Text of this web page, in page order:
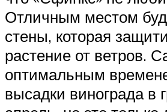
Отличным местом
стены, которая
растение от ветров.
оптимальным
высадки винограда в